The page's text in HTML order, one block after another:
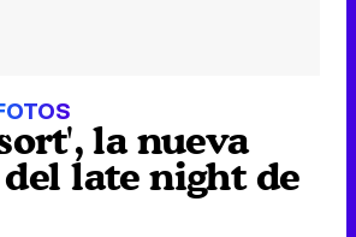
la nueva
late night de